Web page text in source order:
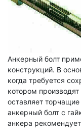
Анкерный болт
конструкций. В
когда требуется
котором
оставляет
анкерный болт с
анкера